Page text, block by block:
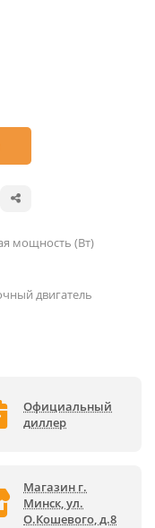
мощность (Вт)
двигатель
Официальный
диллер
Магазин г.
Минск, ул.
О.Кошевого, д.8